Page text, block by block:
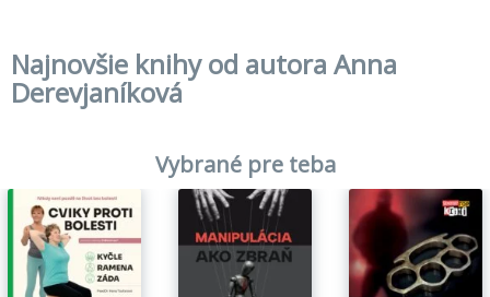
Najnovšie knihy od autora Anna
Derevjaníková
Vybrané pre teba